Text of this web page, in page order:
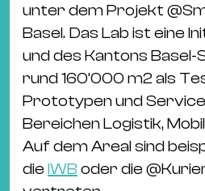
unter dem Projekt @
Basel. Das Lab ist eine
und des Kantons
rund 160’000 m2 als
Prototypen und
Bereichen Logistik,
Auf dem Areal sind
die IWB oder die @